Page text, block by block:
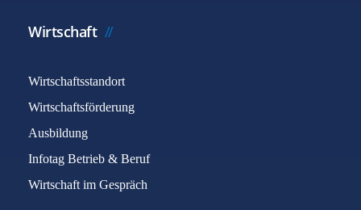
Wirtschaft
Wirtschaftsstandort
Wirtschaftsförderung
Ausbildung
Infotag Betrieb & Beruf
Wirtschaft im Gespräch